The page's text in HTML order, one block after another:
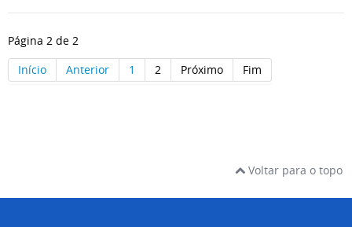
Página 2 de 2
Início
Anterior 1 2 Próximo Fim
Voltar para o topo